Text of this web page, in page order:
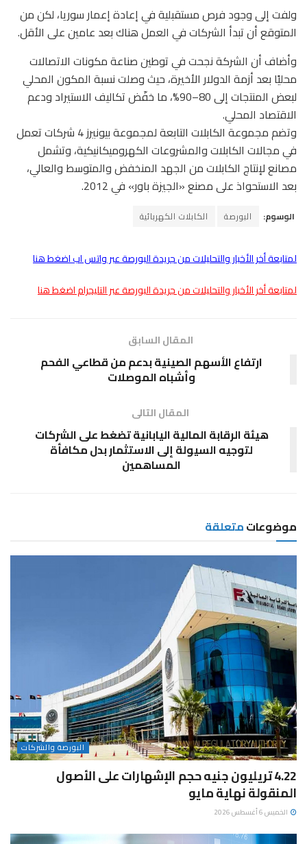
ولفت إلى وجود فرص مستقبلية في إعادة إعمار سوريا، لكن من
المتوقع أن تبدأ الشركات في العمل هناك بعد عامين على الأقل.
وأضاف أن الشركة نجحت في توطين صناعة مكونات الاتصالات
محليًا بعد أزمة الدولار الأخيرة، حيث وصلت نسبة المكون المحلي
لبعض المنتجات إلى 80–90%، ما خفّض تكاليف الاستيراد ودعم
الاقتصاد المحلي.
وتضم مجموعة الكابلات التابعة لمجموعة بيونيرز 4 شركات تعمل
في مجالات الكابلات والمشروعات الكهروميكانيكية، وتشمل
مصانع لإنتاج الكابلات من الجهد المنخفض والمتوسط والعالي،
بعد الاستحواذ على مصنع «الجيزة باور» في 2012.
الوسوم: البورصة الكابلات الكهربائية
لمتابعة أخر الأخبار والتحليلات من جريدة البورصة عبر واتس اب اضغط هنا
لمتابعة أخر الأخبار والتحليلات من جريدة البورصة عبر التليجرام اضغط هنا
المقال السابق
ارتفاع الأسهم الصينية بدعم من قطاعي الفحم
وأشباه الموصلات
المقال التالى
هيئة الرقابة المالية اليابانية تضغط على الشركات
لتوجيه السيولة إلى الاستثمار بدل مكافأة
المساهمين
موضوعاتمتعلقة
البورصة والشركات
4.22 تريليون جنيه حجم الإشهارات على الأصول
المنقولة نهاية مايو
الخميس 6 أغسطس 2026